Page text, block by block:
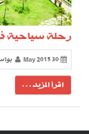
رحلة سياحية
30 May 2015
اقرأ المزيد . . .